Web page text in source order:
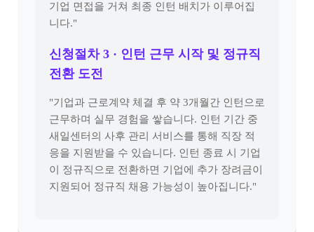
기업 면접을 거쳐 최종 인턴 배치가 이루어집
니다."
신청절차 3 · 인턴 근무 시작 및 정규직
전환 도전
"기업과 근로계약 체결 후 약 3개월간 인턴으로
근무하며 실무 경험을 쌓습니다. 인턴 기간 중
새일센터의 사후 관리 서비스를 통해 직장 적
응을 지원받을 수 있습니다. 인턴 종료 시 기업
이 정규직으로 전환하면 기업에 추가 장려금이
지원되어 정규직 채용 가능성이 높아집니다."